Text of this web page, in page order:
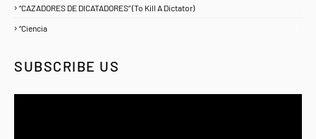
“CAZADORES DE DICATADORES” (To Kill A Dictator)
“Ciencia
SUBSCRIBE US